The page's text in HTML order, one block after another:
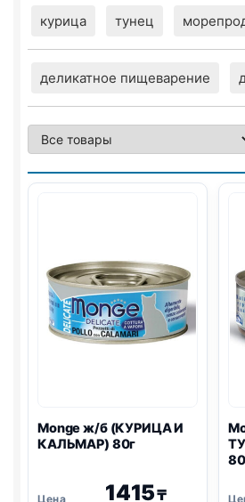
курица тунец
деликатное пищеварение
Monge ж/б (КУРИЦА И
КАЛЬМАР) 80г
1415₸